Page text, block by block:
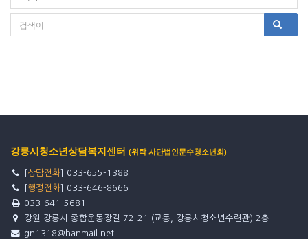
강릉시청소년상담복지센터 (위탁 사단법인문수청소년회)
[상담전화] 033-655-1388
[행정전화] 033-646-8666
033-641-5681
강원 강릉시 종합운동장길 72-21 (교동, 강릉시청소년수련관) 2층
gn1318@hanmail.net